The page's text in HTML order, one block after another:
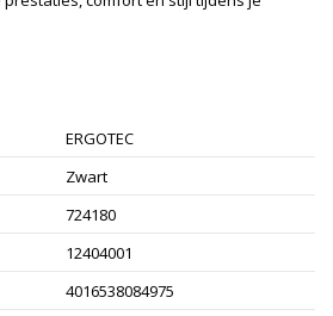
ERGOTEC
Zwart
724180
12404001
4016538084975